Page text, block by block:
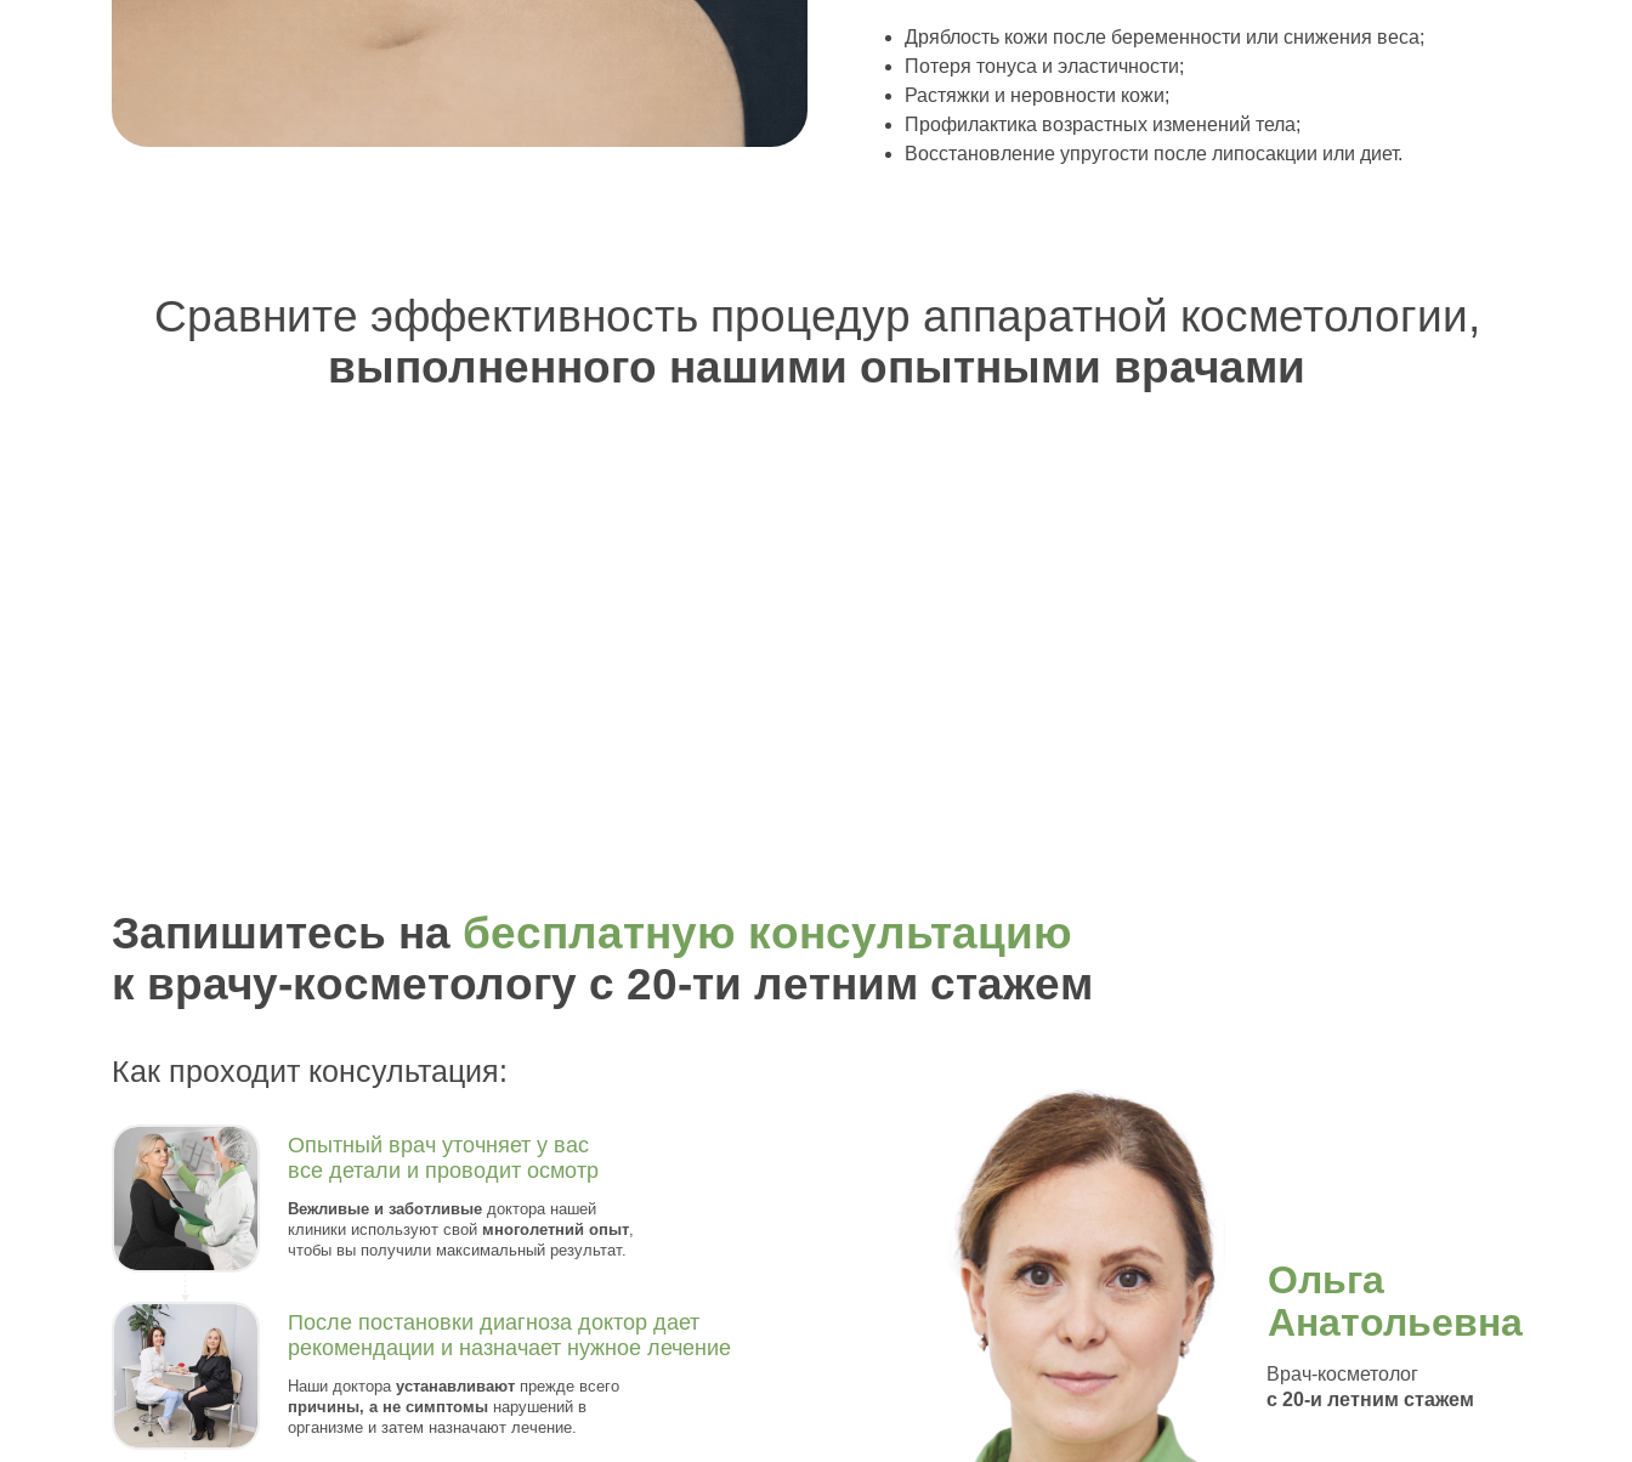
Дряблость кожи после беременности или снижения веса;
Потеря тонуса и эластичности;
Растяжки и неровности кожи;
Профилактика возрастных изменений тела;
Восстановление упругости после липосакции или диет.
Сравните эффективность процедур аппаратной косметологии,
выполненного нашими опытными врачами
Запишитесь на бесплатную консультацию
к врачу-косметологу с 20-ти летним стажем
Как проходит консультация:
Опытный врач уточняет у вас
все детали и проводит осмотр
Вежливые и заботливые доктора нашей
клиники используют свой многолетний опыт,
чтобы вы получили максимальный результат.
После постановки диагноза доктор дает
рекомендации и назначает нужное лечение
Наши доктора устанавливают прежде всего
причины, а не симптомы нарушений в
организме и затем назначают лечение.
Ольга
Анатольевна
Врач-косметолог
с 20-и летним стажем